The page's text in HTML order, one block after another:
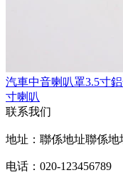
汽車中音喇叭罩3.5寸
寸喇叭
联系我们
地址：聯係地址聯係地
电话：020-123456789